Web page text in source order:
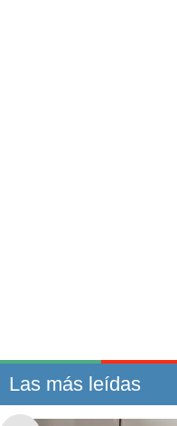
Las más leídas